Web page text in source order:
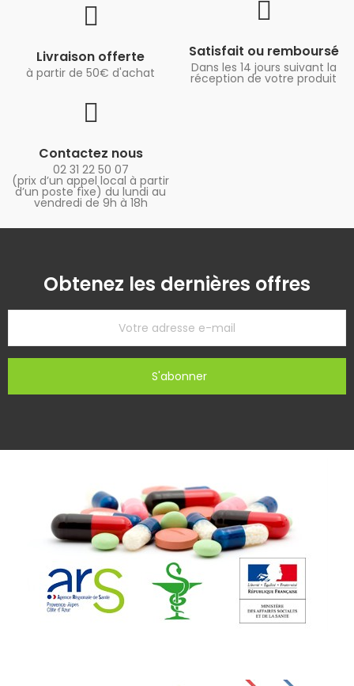
Livraison offerte
à partir de 50€ d'achat
Satisfait ou remboursé
Dans les 14 jours suivant la
réception de votre produit
Contactez nous
02 31 22 50 07
(prix d’un appel local à partir
d’un poste fixe) du lundi au
vendredi de 9h à 18h
Obtenez les dernières offres
S'abonner